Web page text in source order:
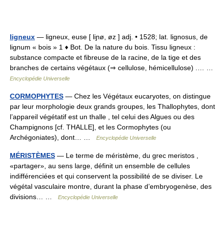
ligneux — ligneux, euse [ liɲø, øz ] adj. • 1528; lat. lignosus, de
lignum « bois » 1 ♦ Bot. De la nature du bois. Tissu ligneux :
substance compacte et fibreuse de la racine, de la tige et des
branches de certains végétaux (⇒ cellulose, hémicellulose) .… …
Encyclopédie Universelle
CORMOPHYTES — Chez les Végétaux eucaryotes, on distingue
par leur morphologie deux grands groupes, les Thallophytes, dont
l’appareil végétatif est un thalle , tel celui des Algues ou des
Champignons [cf. THALLE], et les Cormophytes (ou
Archégoniates), dont… …
Encyclopédie Universelle
MÉRISTÈMES — Le terme de méristème, du grec meristos ,
«partager», au sens large, définit un ensemble de cellules
indifférenciées et qui conservent la possibilité de se diviser. Le
végétal vasculaire montre, durant la phase d’embryogenèse, des
divisions… …
Encyclopédie Universelle